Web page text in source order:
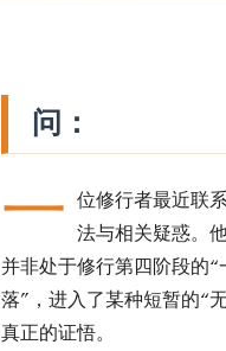
问：
一 位修行者最近联
法与相关疑惑。
并非处于修行第四阶段的
落”，进入了某种短暂的“
真正的证悟。